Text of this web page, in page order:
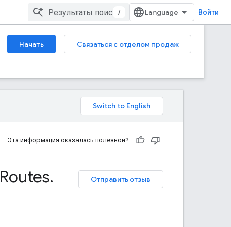
/ Войти
Начать
Связаться с отделом продаж
Эта информация оказалась полезной?
Отправить отзыв
Routes.